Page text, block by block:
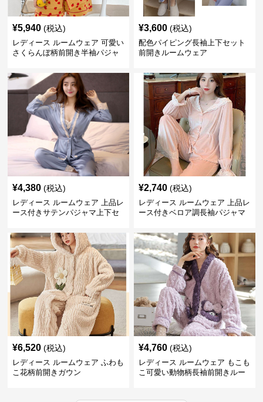
¥5,940 (税込)
レディース ルームウェア 可愛い
さくらんぼ柄前開き半袖パジャ
¥3,600 (税込)
配色パイピング長袖上下セット
前開きルームウェア
¥4,380 (税込)
レディース ルームウェア 上品レ
ース付きサテンパジャマ上下セ
¥2,740 (税込)
レディース ルームウェア 上品レ
ース付きベロア調長袖パジャマ
¥6,520 (税込)
レディース ルームウェア ふわも
こ花柄前開きガウン
¥4,760 (税込)
レディース ルームウェア もこも
こ可愛い動物柄長袖前開きルー